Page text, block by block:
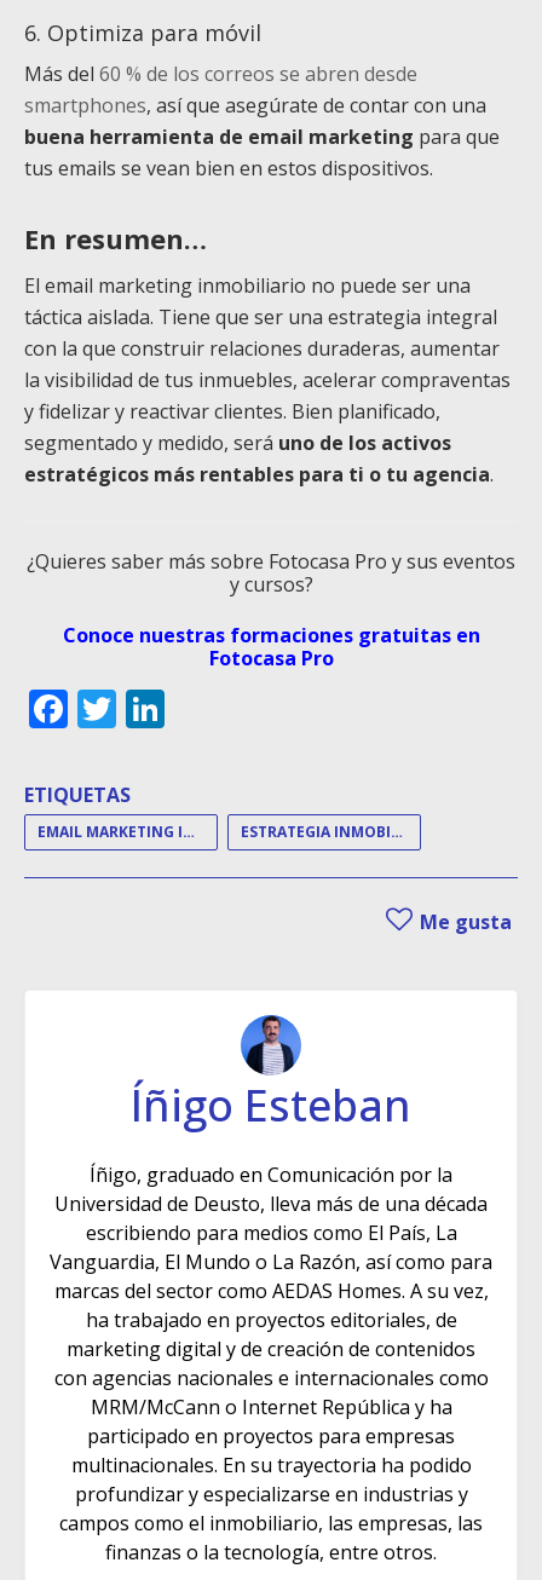
6. Optimiza para móvil
Más del 60 % de los correos se abren desde
smartphones, así que asegúrate de contar con una
buena herramienta de email marketing para que
tus emails se vean bien en estos dispositivos.
En resumen…
El email marketing inmobiliario no puede ser una
táctica aislada. Tiene que ser una estrategia integral
con la que construir relaciones duraderas, aumentar
la visibilidad de tus inmuebles, acelerar compraventas
y fidelizar y reactivar clientes. Bien planificado,
segmentado y medido, será uno de los activos
estratégicos más rentables para ti o tu agencia.
¿Quieres saber más sobre Fotocasa Pro y sus eventos
y cursos?
Conoce nuestras formaciones gratuitas en
Fotocasa Pro
Facebook
Twitter
ETIQUETAS
EMAIL MARKETING INMOBILIARIO ESTRATEGIA INMOBILIARIA
Me gusta
Íñigo Esteban
Íñigo, graduado en Comunicación por la
Universidad de Deusto, lleva más de una década
escribiendo para medios como El País, La
Vanguardia, El Mundo o La Razón, así como para
marcas del sector como AEDAS Homes. A su vez,
ha trabajado en proyectos editoriales, de
marketing digital y de creación de contenidos
con agencias nacionales e internacionales como
MRM/McCann o Internet República y ha
participado en proyectos para empresas
multinacionales. En su trayectoria ha podido
profundizar y especializarse en industrias y
campos como el inmobiliario, las empresas, las
finanzas o la tecnología, entre otros.